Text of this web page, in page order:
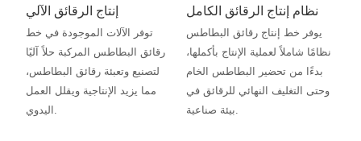
إنتاج الرقائق الآلي
توفر الآلات الموجودة في خط
رقائق البطاطس المركبة حلاً آليًا
لتصنيع وتعبئة رقائق البطاطس،
مما يزيد الإنتاجية ويقلل العمل
نظام إنتاج الرقائق الكامل
يوفر خط إنتاج رقائق البطاطس
نظامًا شاملاً لعملية الإنتاج بأكملها،
بدءًا من تحضير البطاطس الخام
وحتى التغليف النهائي للرقائق في